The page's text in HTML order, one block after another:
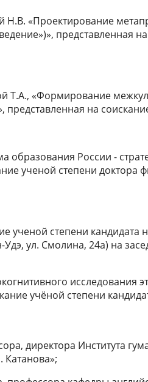
Н.В. «Проектирование
представленная
Т.А., «Формирование
на
России -
ученой степени доктора
степени кандидата
ул. Смолина, 24а) на
исследования
учёной степени
директора Института